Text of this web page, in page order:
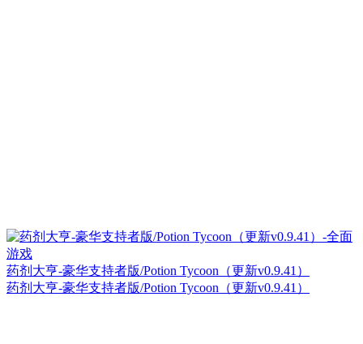
药剂大亨-豪华支持者版/Potion Tycoon（更新v0.9.41）
药剂大亨-豪华支持者版/Potion Tycoon（更新v0.9.41）